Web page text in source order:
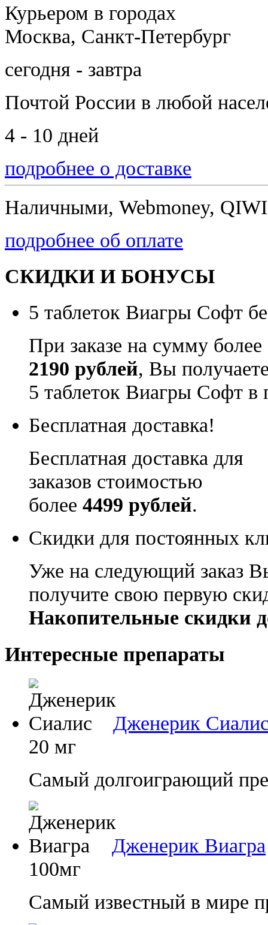
Курьером в городах
Москва, Санкт-Петербург
сегодня - завтра
Почтой России в любой
4 - 10 дней
подробнее о доставке
Наличными, Webmoney,
подробнее об оплате
СКИДКИ И БОНУСЫ
5 таблеток Виагры Софт
При заказе на сумму более
2190 рублей, Вы
5 таблеток Виагры Софт в
Бесплатная доставка!
Бесплатная доставка для
заказов стоимостью
более 4499 рублей.
Скидки для постоянных
Уже на следующий заказ
получите свою первую
Накопительные скидки
Интересные препараты
Дженерик
20 мг
Самый долгоиграющий
Дженерик Виагра
100мг
Самый известный в мире